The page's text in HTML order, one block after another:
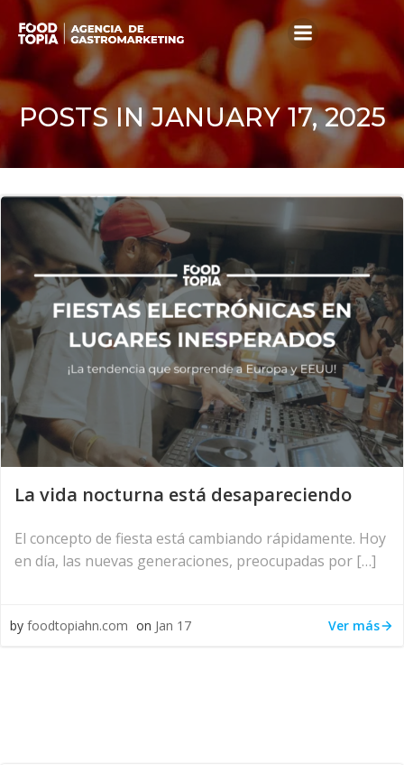
content
POSTS IN JANUARY 17, 2025
La vida nocturna está desapareciendo
El concepto de fiesta está cambiando rápidamente. Hoy
en día, las nuevas generaciones, preocupadas por […]
by foodtopiahn.com on Jan 17 Ver más